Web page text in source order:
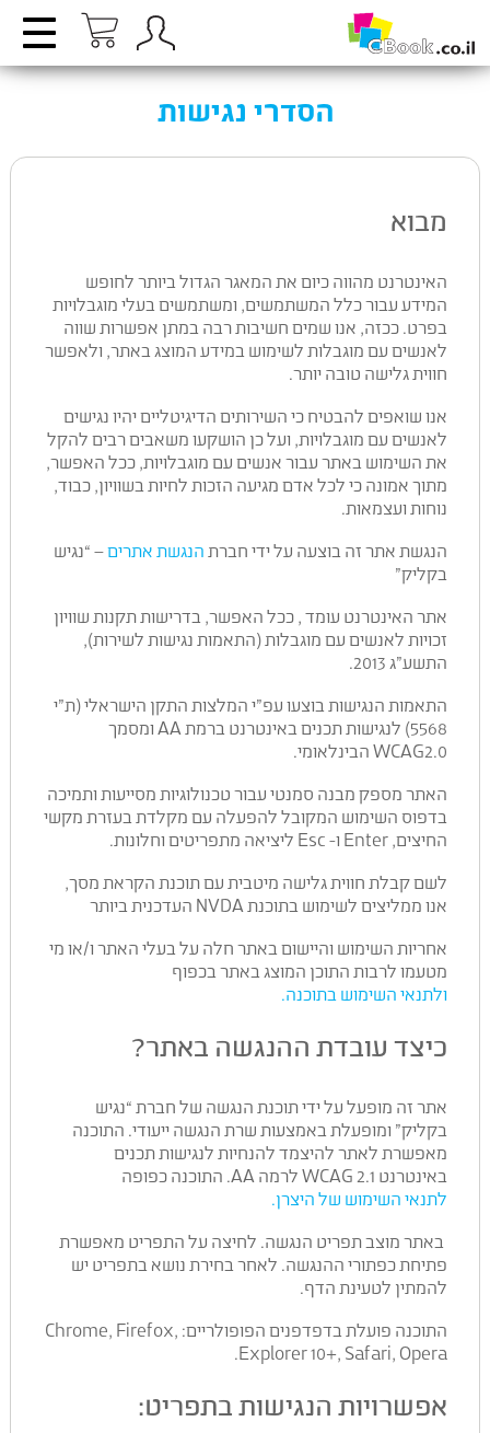
הסדרי נגישות
מבוא
האינטרנט מהווה כיום את המאגר הגדול ביותר לחופש
המידע עבור כלל המשתמשים, ומשתמשים בעלי מוגבלויות
בפרט. ככזה, אנו שמים חשיבות רבה במתן אפשרות שווה
לאנשים עם מוגבלות לשימוש במידע המוצג באתר, ולאפשר
חווית גלישה טובה יותר.
אנו שואפים להבטיח כי השירותים הדיגיטליים יהיו נגישים
לאנשים עם מוגבלויות, ועל כן הושקעו משאבים רבים להקל
את השימוש באתר עבור אנשים עם מוגבלויות, ככל האפשר,
מתוך אמונה כי לכל אדם מגיעה הזכות לחיות בשוויון, כבוד,
נוחות ועצמאות.
הנגשת אתר זה בוצעה על ידי חברת הנגשת אתרים– “נגיש
בקליק”
אתר האינטרנט עומד , ככל האפשר, בדרישות תקנות שוויון
זכויות לאנשים עם מוגבלות (התאמות נגישות לשירות),
התשע”ג 2013.
התאמות הנגישות בוצעו עפ”י המלצות התקן הישראלי (ת”י
5568) לנגישות תכנים באינטרנט ברמת AA ומסמך
WCAG2.0 הבינלאומי.
האתר מספק מבנה סמנטי עבור טכנולוגיות מסייעות ותמיכה
בדפוס השימוש המקובל להפעלה עם מקלדת בעזרת מקשי
החיצים, Enter ו- Esc ליציאה מתפריטים וחלונות.
לשם קבלת חווית גלישה מיטבית עם תוכנת הקראת מסך,
אנו ממליצים לשימוש בתוכנת NVDA העדכנית ביותר
אחריות השימוש והיישום באתר חלה על בעלי האתר ו/או מי
מטעמו לרבות התוכן המוצג באתר בכפוף
ולתנאי השימוש בתוכנה.
כיצד עובדת ההנגשה באתר?
אתר זה מופעל על ידי תוכנת הנגשה של חברת “נגיש
בקליק” ומופעלת באמצעות שרת הנגשה ייעודי. התוכנה
מאפשרת לאתר להיצמד להנחיות לנגישות תכנים
באינטרנט WCAG 2.1 לרמה AA. התוכנה כפופה
לתנאי השימוש של היצרן.
באתר מוצב תפריט הנגשה. לחיצה על התפריט מאפשרת
פתיחת כפתורי ההנגשה. לאחר בחירת נושא בתפריט יש
להמתין לטעינת הדף.
התוכנה פועלת בדפדפנים הפופולריים: Chrome, Firefox,
Explorer 10+, Safari, Opera.
אפשרויות הנגישות בתפריט: